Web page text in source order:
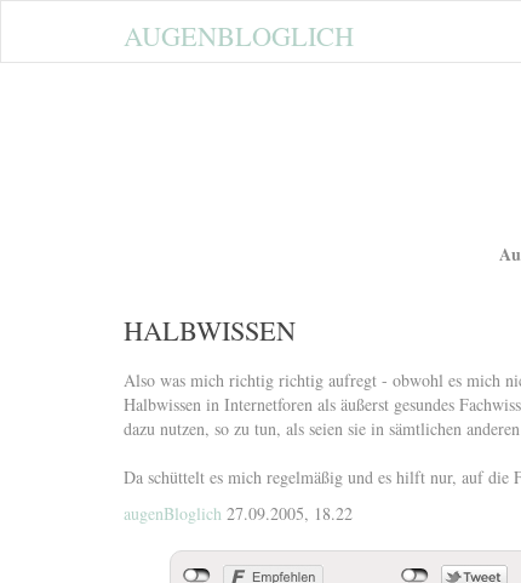
AUGENBLOGLICH
HALBWISSEN
Also was mich richtig richtig aufregt - obwohl es mich
Halbwissen in Internetforen als äußerst gesundes
dazu nutzen, so zu tun, als seien sie in sämtlichen
Da schüttelt es mich regelmäßig und es hilft nur, auf die
augenBloglich 27.09.2005, 18.22